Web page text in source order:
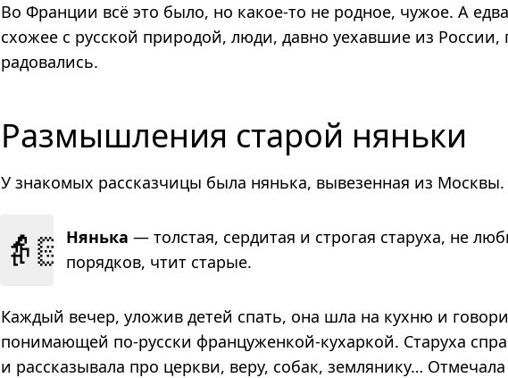
Во Франции всё это было, но какое-то не родное, чужое. А
схожее с русской природой, люди, давно уехавшие из России,
радовались.
Размышления старой няньки
У знакомых рассказчицы была нянька, вывезенная из Москвы.
👵🏻Нянька — тол­стая, сер­ди­тая и стро­гая ста­руха, не
поряд­ков, чтит ста­рые.
Каждый вечер, уложив детей спать, она шла на кухню и
понимающей по-русски француженкой-кухаркой. Старуха
и рассказывала про церкви, веру, собак, землянику…